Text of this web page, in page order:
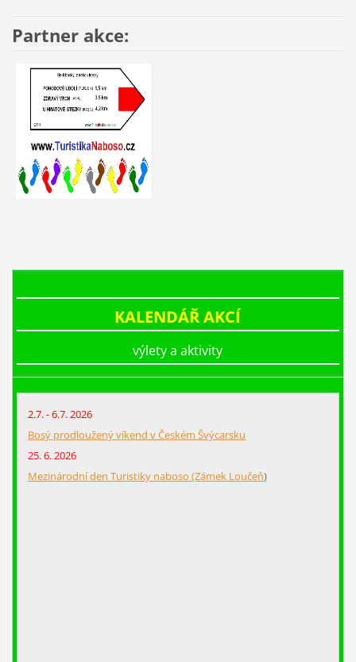
Partner akce:
KALENDÁŘ AKCÍ
výlety a aktivity
2.7. - 6.7. 2026
Bosý prodloužený víkend v Českém Švýcarsku
25. 6. 2026
Mezinárodní den Turistiky naboso (Zámek Loučeň)